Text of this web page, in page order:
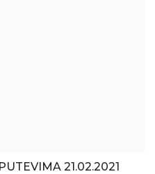
21.02.2021